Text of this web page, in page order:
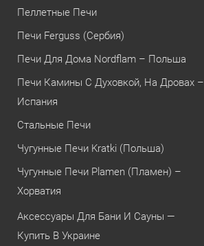
Пеллетные Печи
Печи Ferguss (Сербия)
Печи Для Дома Nordflam – Польша
Печи Камины С Духовкой, На Дровах –
Испания
Стальные Печи
Чугунные Печи Kratki (Польша)
Чугунные Печи Plamen (Пламен) –
Хорватия
Аксессуары Для Бани И Сауны —
Купить В Украине